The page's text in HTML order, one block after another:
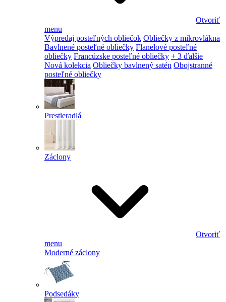
Otvoriť
menu
Výpredaj posteľných obliečok Obliečky z mikrovlákna
Bavlnené posteľné obliečky Flanelové posteľné
obliečky Francúzske posteľné obliečky + 3 ďalšie
Nová kolekcia Obliečky bavlnený satén Obojstranné
posteľné obliečky
Prestieradlá
Záclony
Otvoriť
menu
Moderné záclony
Podsedáky